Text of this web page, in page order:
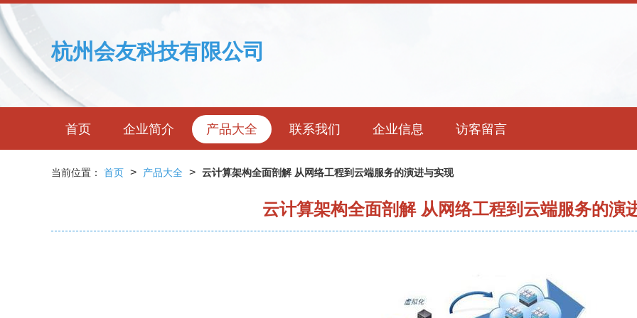
杭州会友科技有限公司
首页 企业简介 产品大全 联系我们 企业信息 访客留言
当前位置： 首页 > 产品大全 > 云计算架构全面剖解 从网络工程到云端服务的演进与实现
云计算架构全面剖解 从网络工程到云端服务的演